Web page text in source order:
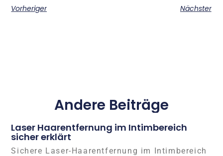
Vorheriger Nächster
Andere Beiträge
Laser Haarentfernung im Intimbereich
sicher erklärt
Sichere Laser-Haarentfernung im Intimbereich